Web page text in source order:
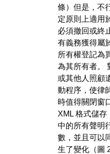
條）但是，不
定原則上適用
必須撤回或終
有義務獲得屬
所有權登記為
為其所有者。
或其他人照顧
動程序，使律
時值得關閉窗
XML 格式儲
中的所有聲明
數，並且可以
生了變化（圖